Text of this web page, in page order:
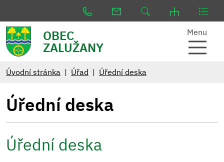
OBEC
ZALUŽANY
Menu
Úvodní stránka Úřad Úřední deska
Úřední deska
Úřední deska